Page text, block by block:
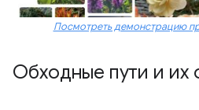
Посмотреть демонстрацию
Обходные пути и их